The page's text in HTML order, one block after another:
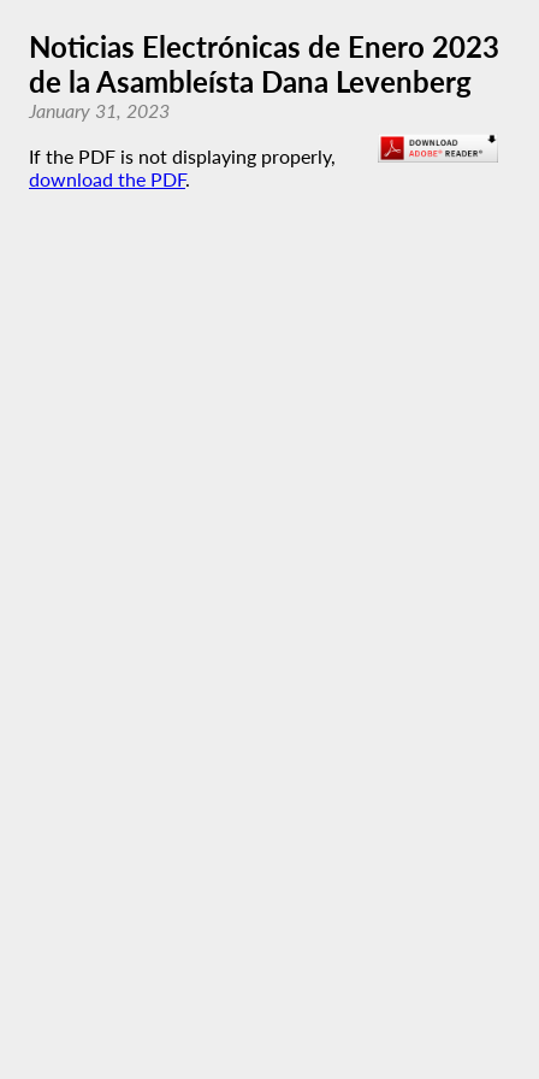
Noticias Electrónicas de Enero 2023
de la Asambleísta Dana Levenberg
January 31, 2023
If the PDF is not displaying properly,
download the PDF.